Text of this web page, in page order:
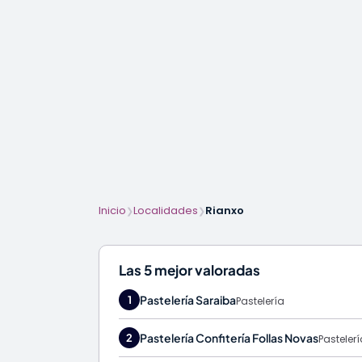
Inicio❯Localidades❯Rianxo
Las 5 mejor valoradas
1 Pastelería SaraibaPastelería
2 Pastelería Confitería Follas Novas